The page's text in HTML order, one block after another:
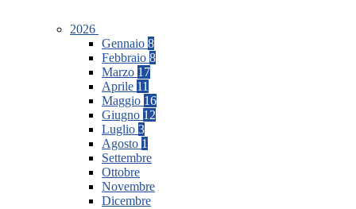
2026
Gennaio 8
Febbraio 8
Marzo 17
Aprile 11
Maggio 16
Giugno 12
Luglio 3
Agosto 1
Settembre
Ottobre
Novembre
Dicembre